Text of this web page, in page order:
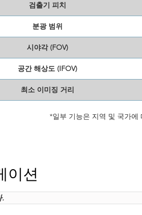
검출기 피치
분광 범위
시야각 (FOV)
공간 해상도 (IFOV)
최소 이미징 거리
*일부 기능은 지역 및 국가에
이션
.